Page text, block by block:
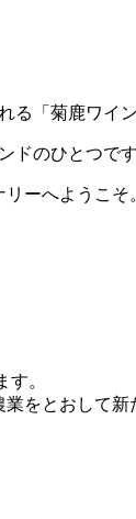
る「菊鹿ワイン
ドのひとつです
ーへようこそ
。
をとおして新